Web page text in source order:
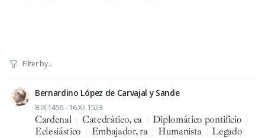
Bernardino López de Carvajal y Sande
8.IX.1456 - 16.XII.1523
Cardenal Catedrático, ca Diplomático pontificio
Eclesiástico
Embajador, ra Humanista
Legado